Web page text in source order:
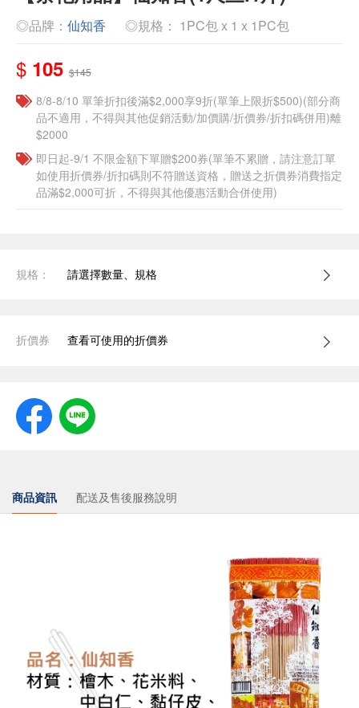
◎品牌： 仙知香 ◎規格： 1PC包 x 1 x 1PC包
$ 105 $145
8/8-8/10 單筆折扣後滿$2,000享9折(單筆上限折$500)(部分商
品不適用，不得與其他促銷活動/加價購/折價券/折扣碼併用)離
$2000
即日起-9/1 不限金額下單贈$200券(單筆不累贈，請注意訂單
如使用折價券/折扣碼則不符贈送資格，贈送之折價券消費指定
品滿$2,000可折，不得與其他優惠活動合併使用)
規格： 請選擇數量、規格
折價券 查看可使用的折價券
商品資訊 配送及售後服務說明